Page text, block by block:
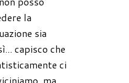
la
sia
capisco che
ci